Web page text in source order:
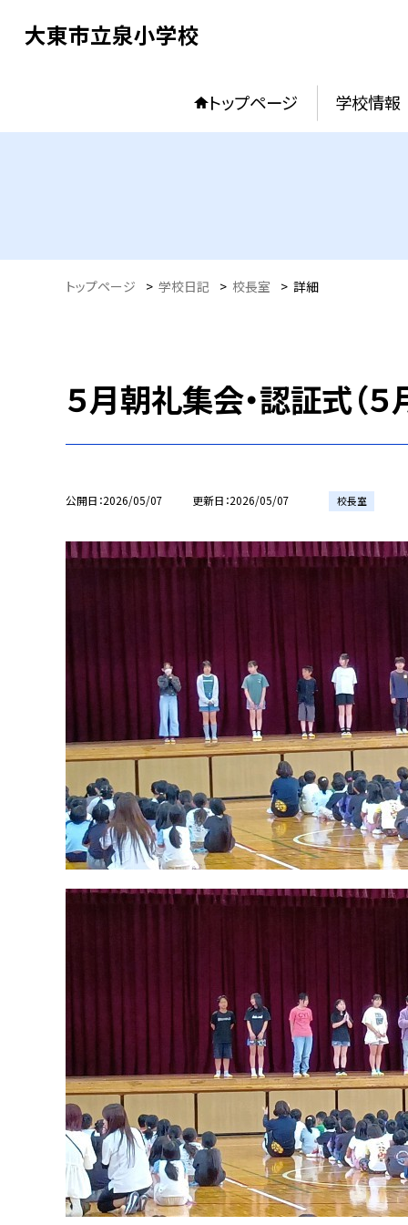
大東市立泉小学校
トップページ 学校情報
トップページ > 学校日記 > 校長室 > 詳細
５月朝礼集会・認証式（５
公開日 2026/05/07 更新日 2026/05/07 校長室